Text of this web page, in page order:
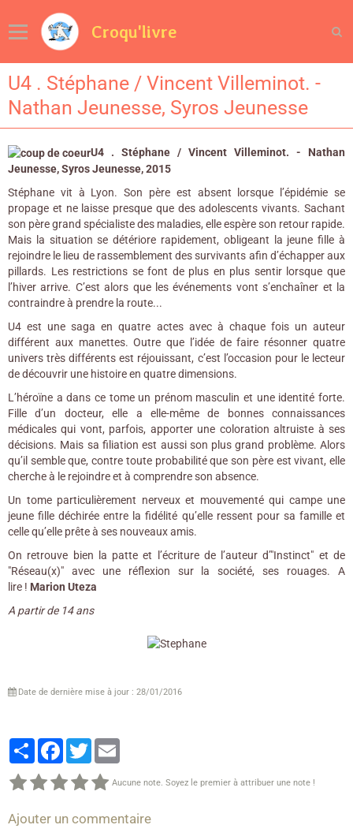
Croqu'livre
U4 . Stéphane / Vincent Villeminot. -
Nathan Jeunesse, Syros Jeunesse
U4 . Stéphane / Vincent Villeminot. - Nathan
Jeunesse, Syros Jeunesse, 2015
Stéphane vit à Lyon. Son père est absent lorsque l’épidémie se
propage et ne laisse presque que des adolescents vivants. Sachant
son père grand spécialiste des maladies, elle espère son retour rapide.
Mais la situation se détériore rapidement, obligeant la jeune fille à
rejoindre le lieu de rassemblement des survivants afin d’échapper aux
pillards. Les restrictions se font de plus en plus sentir lorsque que
l’hiver arrive. C’est alors que les événements vont s’enchaîner et la
contraindre à prendre la route...
U4 est une saga en quatre actes avec à chaque fois un auteur
différent aux manettes. Outre que l’idée de faire résonner quatre
univers très différents est réjouissant, c’est l’occasion pour le lecteur
de découvrir une histoire en quatre dimensions.
L’héroïne a dans ce tome un prénom masculin et une identité forte.
Fille d’un docteur, elle a elle-même de bonnes connaissances
médicales qui vont, parfois, apporter une coloration altruiste à ses
décisions. Mais sa filiation est aussi son plus grand problème. Alors
qu’il semble que, contre toute probabilité que son père est vivant, elle
cherche à le rejoindre et à comprendre son absence.
Un tome particulièrement nerveux et mouvementé qui campe une
jeune fille déchirée entre la fidélité qu’elle ressent pour sa famille et
celle qu’elle prête à ses nouveaux amis.
On retrouve bien la patte et l’écriture de l’auteur d’"Instinct" et de
"Réseau(x)" avec une réflexion sur la société, ses rouages. A
lire ! Marion Uteza
A partir de 14 ans
Date de dernière mise à jour : 28/01/2016
PartagerFacebook
Twitter
Aucune note. Soyez le premier à attribuer une note !
Ajouter un commentaire